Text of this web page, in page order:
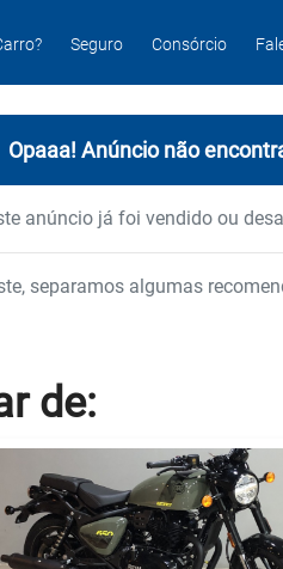
Seguro Consórcio
Opaaa! Anúncio não
anúncio já foi vendido ou
separamos algumas
de: